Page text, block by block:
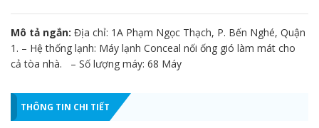
Mô tả ngắn: Địa chỉ: 1A Phạm Ngọc Thạch, P. Bến Nghé, Quận
1. – Hệ thống lạnh: Máy lạnh Conceal nối ống gió làm mát cho
cả tòa nhà. – Số lượng máy: 68 Máy
THÔNG TIN CHI TIẾT